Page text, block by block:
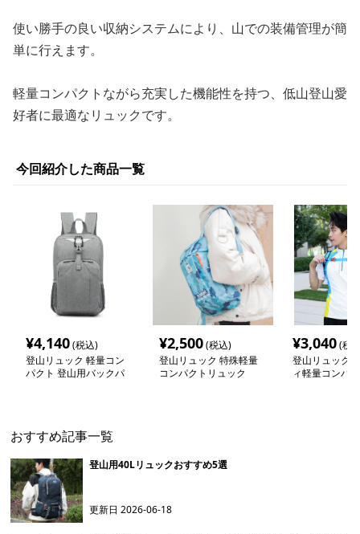
使い勝手の良い収納システムにより、山での装備管理が簡
単に行えます。
軽量コンパクトながら充実した機能性を持つ、低山登山愛
好者に最適なリュックです。
今回紹介した商品一覧
¥4,140(税込)
登山リュック 軽量コン
パクト 登山用バックパ
¥2,500(税込)
登山リュック 特殊軽量
コンパクトリュック
¥3,040(税
登山リュック
ィ軽量コンパ
おすすめ記事一覧
登山用40Lリュックおすすめ5選
更新日2026-06-18